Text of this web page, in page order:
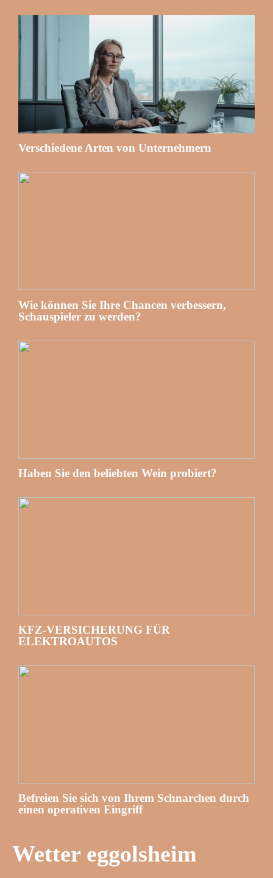
Verschiedene Arten von Unternehmern
Wie können Sie Ihre Chancen verbessern,
Schauspieler zu werden?
Haben Sie den beliebten Wein probiert?
KFZ-VERSICHERUNG FÜR
ELEKTROAUTOS
Befreien Sie sich von Ihrem Schnarchen durch
einen operativen Eingriff
Wetter eggolsheim